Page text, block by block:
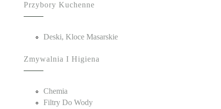
Przybory Kuchenne
Deski, Kloce Masarskie
Zmywalnia I Higiena
Chemia
Filtry Do Wody